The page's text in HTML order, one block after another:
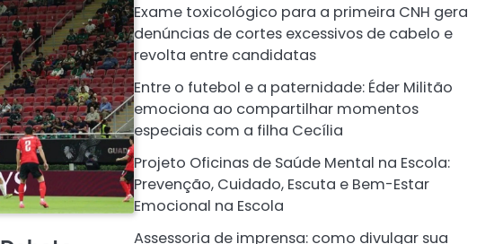
Exame toxicológico para a primeira CNH gera
denúncias de cortes excessivos de cabelo e
revolta entre candidatas
Entre o futebol e a paternidade: Éder Militão
emociona ao compartilhar momentos
especiais com a filha Cecília
Projeto Oficinas de Saúde Mental na Escola:
Prevenção, Cuidado, Escuta e Bem-Estar
Emocional na Escola
Assessoria de imprensa: como divulgar sua